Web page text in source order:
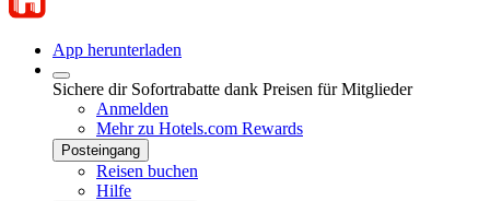
App herunterladen
Sichere dir Sofortrabatte dank Preisen für Mitglieder
Anmelden
Mehr zu Hotels.com Rewards
Posteingang
Reisen buchen
Hilfe